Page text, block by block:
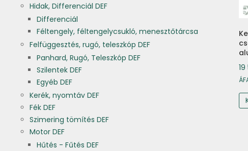
Hidak, Differenciál DEF
Differenciál
Féltengely, féltengelycsukló, menesztőtárcsa
Felfüggesztés, rugó, teleszkóp DEF
Panhard, Rugó, Teleszkóp DEF
Szilentek DEF
Egyéb DEF
Kerék, nyomtáv DEF
Fék DEF
Szimering tömítés DEF
Motor DEF
Hűtés - Fűtés DEF